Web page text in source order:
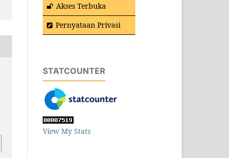
Akses Terbuka
Pernyataan Privasi
STATCOUNTER
View My Stats